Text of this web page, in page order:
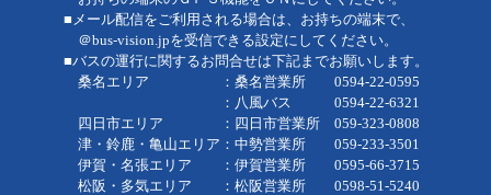
■メール配信をご利用される場合は、お持ちの端末で、
＠bus-vision.jpを受信できる設定にしてください。
■バスの運行に関するお問合せは下記までお願いします。
桑名エリア ：桑名営業所 0594-22-0595
：八風バス 0594-22-6321
四日市エリア ：四日市営業所 059-323-0808
津・鈴鹿・亀山エリア：中勢営業所 059-233-3501
伊賀・名張エリア ：伊賀営業所 0595-66-3715
松阪・多気エリア ：松阪営業所 0598-51-5240